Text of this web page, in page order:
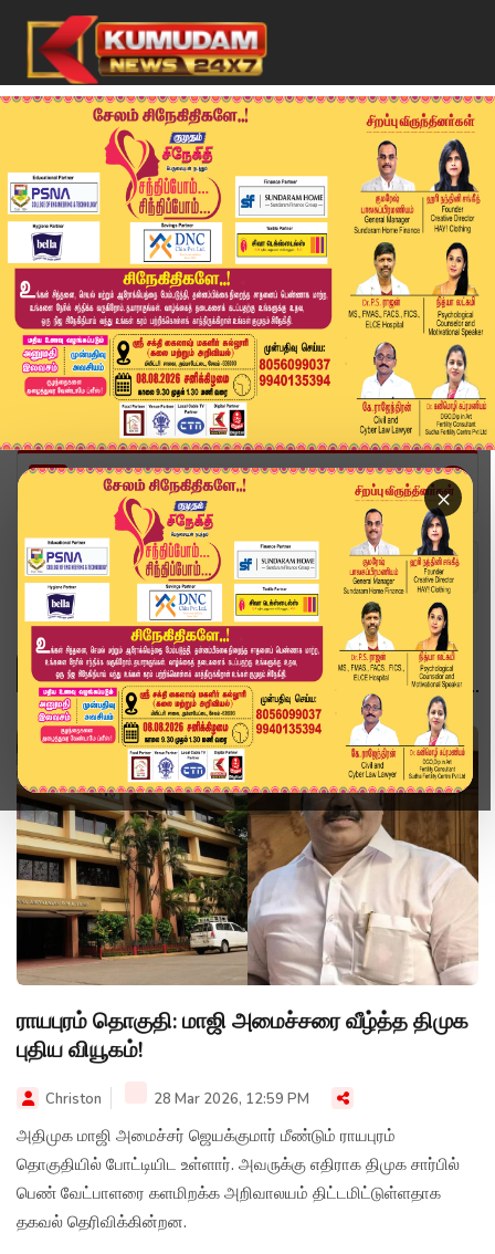
×
Home Topics
ராயபுரம் தொகுதி: மாஜி அமைச்சரை வீழ்த்த திமுக
புதிய வியூகம்!
Christon 28 Mar 2026, 12:59 PM
அதிமுக மாஜி அமைச்சர் ஜெயக்குமார் மீண்டும் ராயபுரம்
தொகுதியில் போட்டியிட உள்ளார். அவருக்கு எதிராக திமுக சார்பில்
பெண் வேட்பாளரை களமிறக்க அறிவாலயம் திட்டமிட்டுள்ளதாக
தகவல் தெரிவிக்கின்றன.